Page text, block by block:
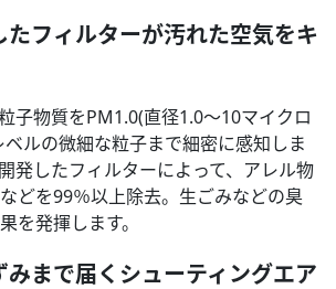
たフィルターが汚れた空気をキ
子物質をPM1.0(直径1.0～10マイクロ
ルの微細な粒子まで細密に感知しま
発したフィルターによって、アレル物
どを99％以上除去。生ごみなどの臭
を発揮します。
みまで届くシューティングエア